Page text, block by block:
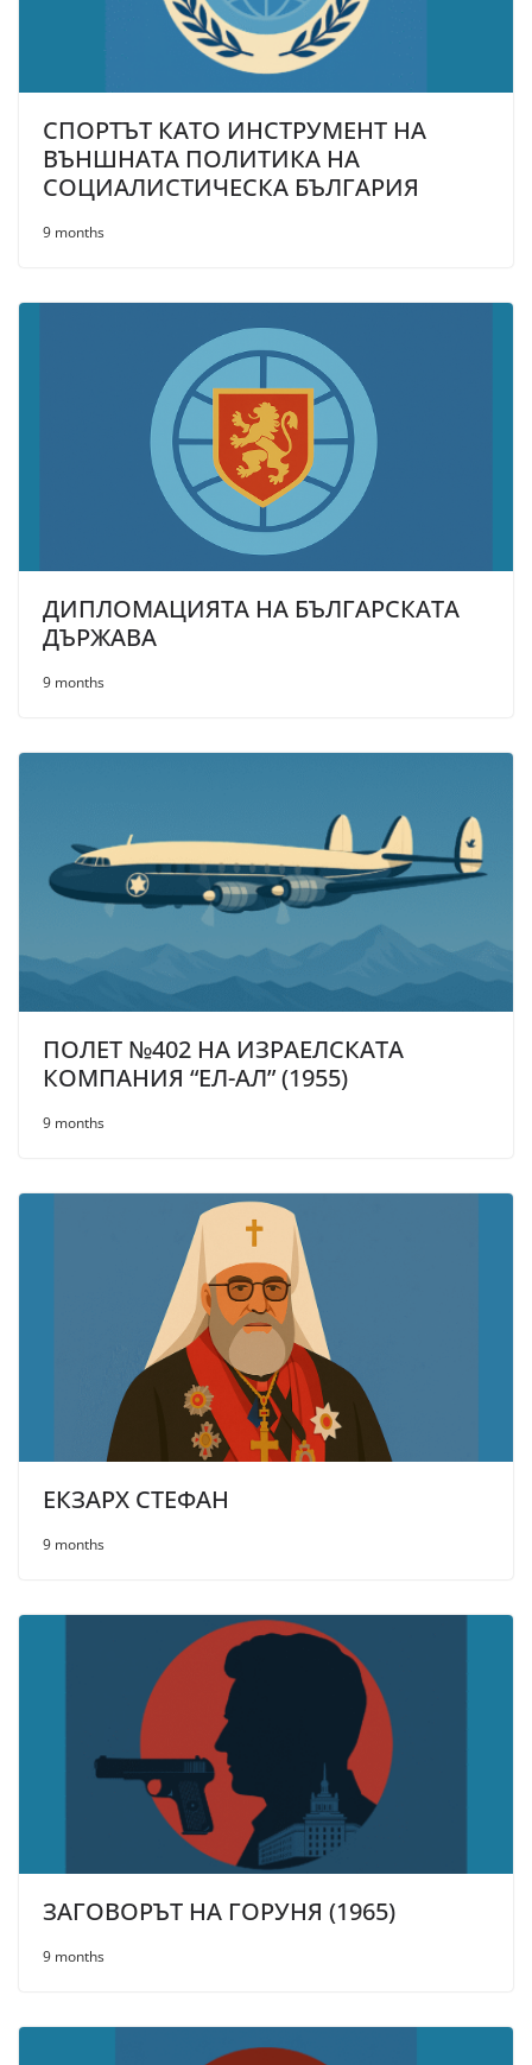
СПОРТЪТ КАТО ИНСТРУМЕНТ НА
ВЪНШНАТА ПОЛИТИКА НА
СОЦИАЛИСТИЧЕСКА БЪЛГАРИЯ
9 months
ДИПЛОМАЦИЯТА НА БЪЛГАРСКАTA
ДЪРЖАВА
9 months
ПОЛЕТ №402 НА ИЗРАЕЛСКАТА
КОМПАНИЯ “ЕЛ-АЛ” (1955)
9 months
ЕКЗАРХ СТЕФАН
9 months
ЗАГОВОРЪТ НА ГОРУНЯ (1965)
9 months